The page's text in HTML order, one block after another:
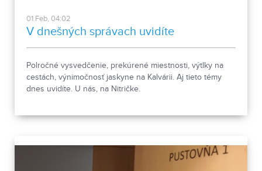
01.Feb, 04:02
V dnešných správach uvidíte
Polročné vysvedčenie, prekúrené miestnosti, výtlky na
cestách, výnimočnosť jaskyne na Kalvárii. Aj tieto témy
dnes uvidíte. U nás, na Nitričke.